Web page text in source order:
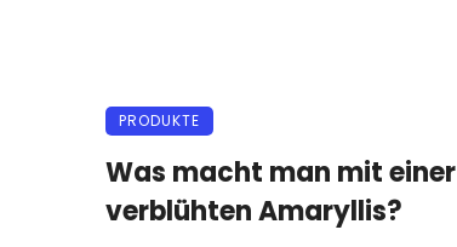
PRODUKTE
Was macht man mit einer
verblühten Amaryllis?